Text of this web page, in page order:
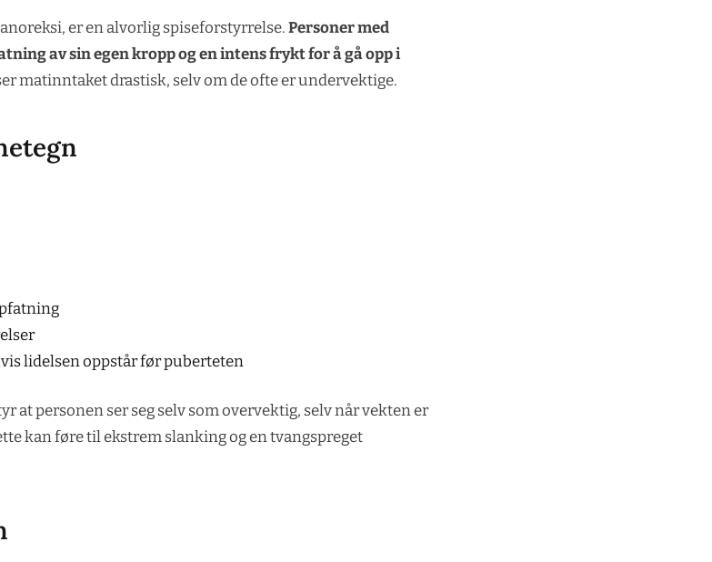
er en alvorlig spiseforstyrrelse.Personer med
av sin egen kropp og en intens frykt for å gå opp i
matinntaket drastisk, selv om de ofte er undervektige.
lidelsen oppstår før puberteten
at personen ser seg selv som overvektig, selv når vekten er
kan føre til ekstrem slanking og en tvangspreget